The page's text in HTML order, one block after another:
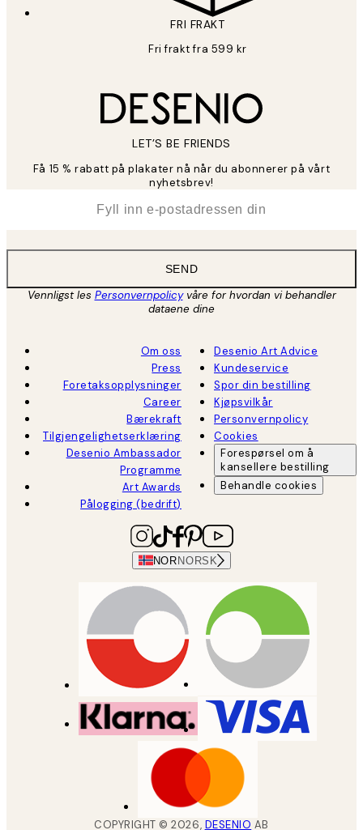
FRI FRAKT
Fri frakt fra 599 kr
LET’S BE FRIENDS
Få 15 % rabatt på plakater nå når du abonnerer på vårt
nyhetsbrev!
SEND
Vennligst les Personvernpolicyvåre for hvordan vi behandler
dataene dine
Om oss
Press
Foretaksopplysninger
Career
Bærekraft
Tilgjengelighetserklæring
Desenio Ambassador
Programme
Art Awards
Pålogging (bedrift)
Desenio Art Advice
Kundeservice
Spor din bestilling
Kjøpsvilkår
Personvernpolicy
Cookies
Forespørsel om å
kansellere bestilling
Behandle cookies
NORNORSK
COPYRIGHT ©2026, DESENIO AB